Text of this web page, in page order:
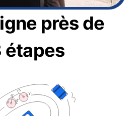
près de
étapes